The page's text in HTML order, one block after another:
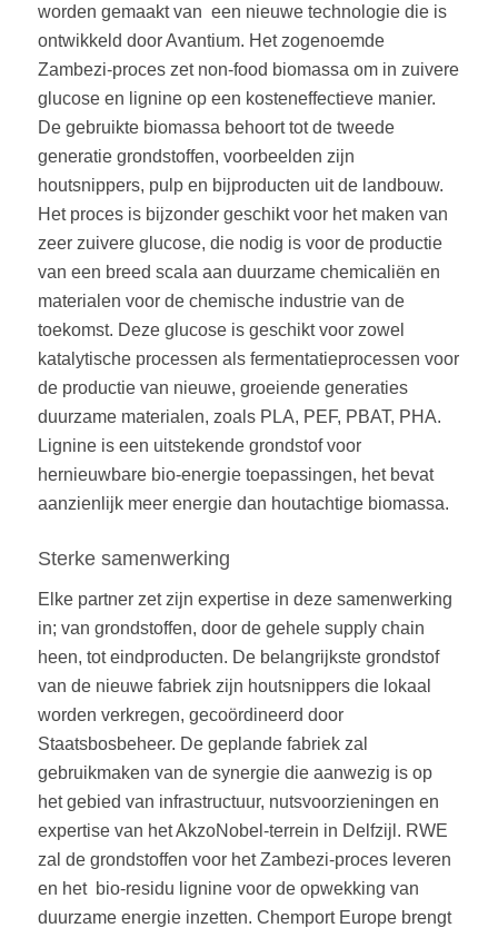
worden gemaakt van een nieuwe technologie die is
ontwikkeld door Avantium. Het zogenoemde
Zambezi-proces zet non-food biomassa om in zuivere
glucose en lignine op een kosteneffectieve manier.
De gebruikte biomassa behoort tot de tweede
generatie grondstoffen, voorbeelden zijn
houtsnippers, pulp en bijproducten uit de landbouw.
Het proces is bijzonder geschikt voor het maken van
zeer zuivere glucose, die nodig is voor de productie
van een breed scala aan duurzame chemicaliën en
materialen voor de chemische industrie van de
toekomst. Deze glucose is geschikt voor zowel
katalytische processen als fermentatieprocessen voor
de productie van nieuwe, groeiende generaties
duurzame materialen, zoals PLA, PEF, PBAT, PHA.
Lignine is een uitstekende grondstof voor
hernieuwbare bio-energie toepassingen, het bevat
aanzienlijk meer energie dan houtachtige biomassa.
Sterke samenwerking
Elke partner zet zijn expertise in deze samenwerking
in; van grondstoffen, door de gehele supply chain
heen, tot eindproducten. De belangrijkste grondstof
van de nieuwe fabriek zijn houtsnippers die lokaal
worden verkregen, gecoördineerd door
Staatsbosbeheer. De geplande fabriek zal
gebruikmaken van de synergie die aanwezig is op
het gebied van infrastructuur, nutsvoorzieningen en
expertise van het AkzoNobel-terrein in Delfzijl. RWE
zal de grondstoffen voor het Zambezi-proces leveren
en het bio-residu lignine voor de opwekking van
duurzame energie inzetten. Chemport Europe brengt